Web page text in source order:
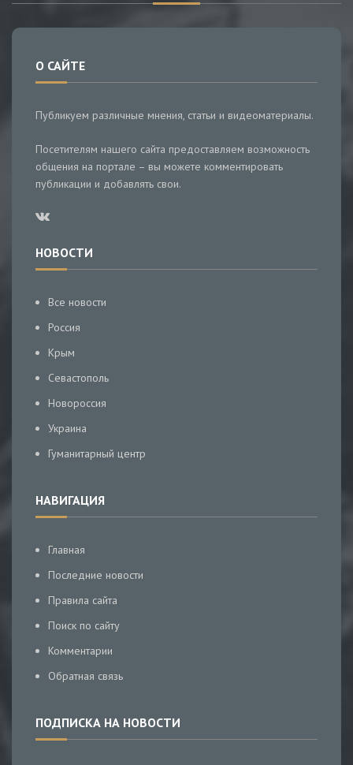
О САЙТЕ
Публикуем различные мнения, статьи и видеоматериалы.
Посетителям нашего сайта предоставляем возможность
общения на портале – вы можете комментировать
публикации и добавлять свои.
НОВОСТИ
Все новости
Россия
Крым
Севастополь
Новороссия
Украина
Гуманитарный центр
НАВИГАЦИЯ
Главная
Последние новости
Правила сайта
Поиск по сайту
Комментарии
Обратная связь
ПОДПИСКА НА НОВОСТИ